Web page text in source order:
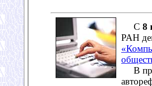
С 8
РАН
В